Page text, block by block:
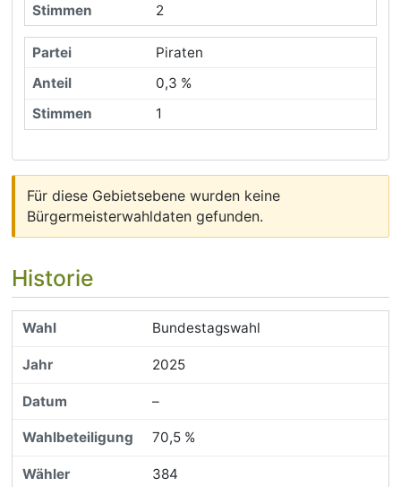
2
Piraten
0,3 %
1
Für diese Gebietsebene wurden keine
Bürgermeisterwahldaten gefunden.
Historie
Bundestagswahl
2025
–
70,5 %
384